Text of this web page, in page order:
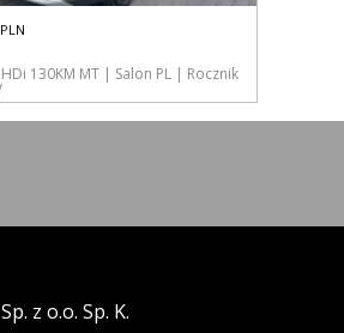
PLN
130KM MT | Salon PL | Rocznik
z o.o. Sp. K.